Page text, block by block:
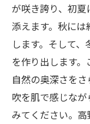
が咲き誇り、初
添えます。秋に
します。そして
を作り出します
自然の奥深さを
吹を肌で感じな
みてください。